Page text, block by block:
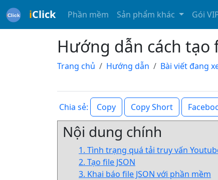
iClick Phần mềm Sản phẩm khác Gói
Hướng dẫn cách tạo
Trang chủ Hướng dẫn Bài viết đang
Chia sẻ: Copy Copy Short
Nội dung chính
1. Tình trạng quá tải truy vấn
2. Tạo file JSON
3. Khai báo file JSON với phần mềm